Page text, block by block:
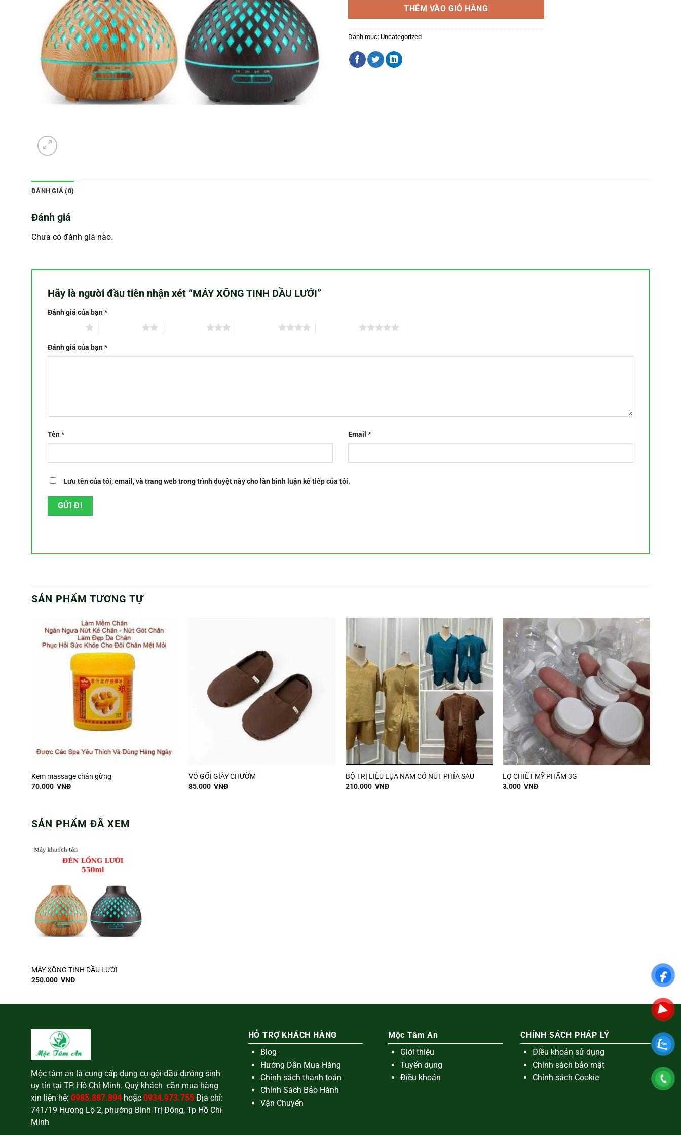
THÊM VÀO GIỎ HÀNG
Danh mục: Uncategorized
ĐÁNH GIÁ (0)
Đánh giá
Chưa có đánh giá nào.
Hãy là người đầu tiên nhận xét “MÁY XÔNG TINH DẦU LƯỚI”
Đánh giá của bạn*
Đánh giá của bạn*
Tên* Email *
Lưu tên của tôi, email, và trang web trong trình duyệt này cho lần bình luận kế tiếp của tôi.
SẢN PHẨM TƯƠNG TỰ
Kem massage chân gừng
70.000 VNĐ
VỎ GỐI GIÀY CHƯỜM
85.000 VNĐ
BỘ TRỊ LIỆU LỤA NAM CÓ NÚT PHÍA SAU
210.000 VNĐ
LỌ CHIẾT MỸ PHẨM 3G
3.000 VNĐ
SẢN PHẨM ĐÃ XEM
MÁY XÔNG TINH DẦU LƯỚI
250.000 VNĐ
Mộc tâm an là cung cấp dụng cụ gội đầu dưỡng sinh
uy tín tại TP. Hồ Chí Minh. Quý khách cần mua hàng
xin liện hệ: 0985.887.894hoặc 0934.973.755Địa chỉ:
741/19 Hương Lộ 2, phường Bình Trị Đông, Tp Hồ Chí
Minh
HỖ TRỢ KHÁCH HÀNG
Blog
Hướng Dẫn Mua Hàng
Chính sách thanh toán
Chính Sách Bảo Hành
Vận Chuyển
Mộc Tâm An
Giới thiệu
Tuyển dụng
Điều khoản
CHÍNH SÁCH PHÁP LÝ
Điều khoản sử dụng
Chính sách bảo mật
Chính sách Cookie